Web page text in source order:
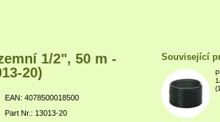
Související
1/2", 50 m -
20)
EAN: 4078500018500
Part Nr.: 13013-20